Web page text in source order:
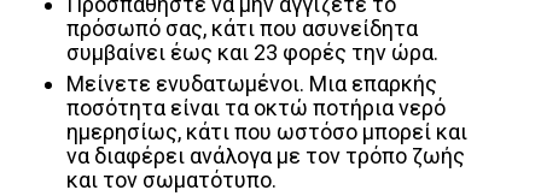
πρόσωπό σας, κάτι που ασυνείδητα
συμβαίνει έως και 23 φορές την ώρα.
Μείνετε ενυδατωμένοι. Μια επαρκής
ποσότητα είναι τα οκτώ ποτήρια νερό
ημερησίως, κάτι που ωστόσο μπορεί και
να διαφέρει ανάλογα με τον τρόπο ζωής
και τον σωματότυπο.